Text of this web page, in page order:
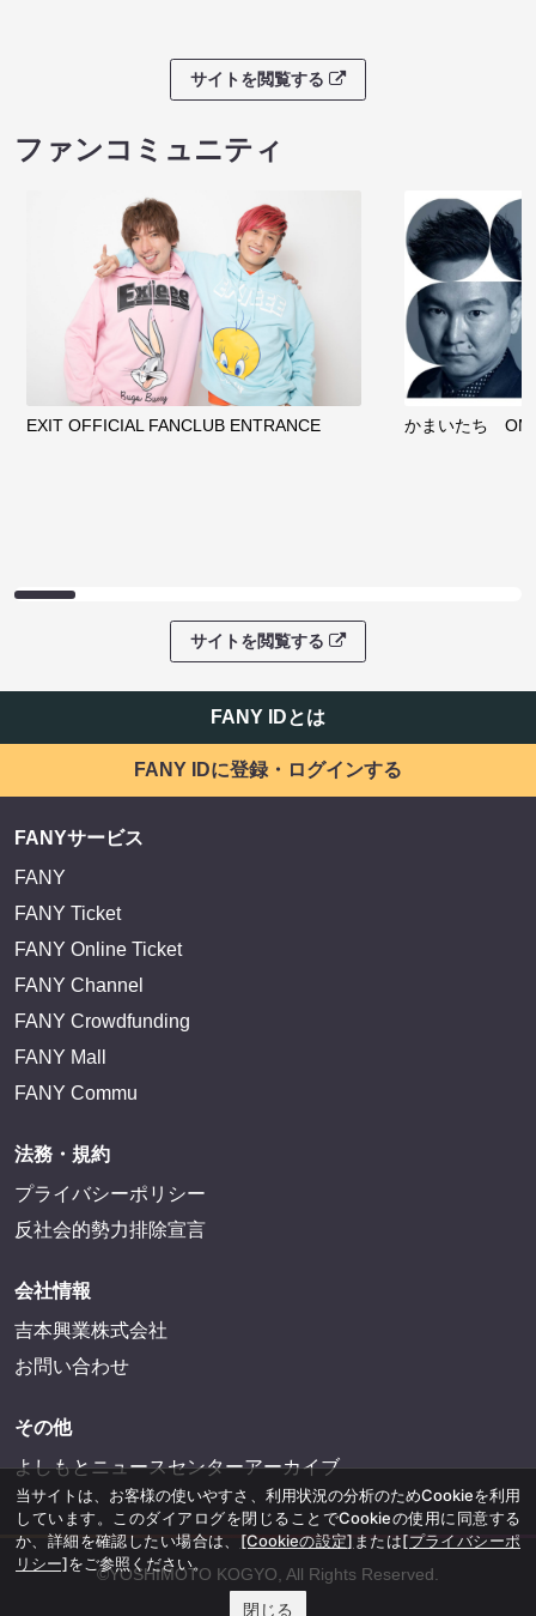
サイトを閲覧する
ファンコミュニティ
EXIT OFFICIAL FANCLUB ENTRANCE かまいたち
サイトを閲覧する
FANY IDとは
FANY IDに登録・ログインする
FANYサービス
FANY
FANY Ticket
FANY Online Ticket
FANY Channel
FANY Crowdfunding
FANY Mall
FANY Commu
法務・規約
プライバシーポリシー
反社会的勢力排除宣言
会社情報
吉本興業株式会社
お問い合わせ
その他
よしもとニュースセンターアーカイブ
©YOSHIMOTO KOGYO, All Rights Reserved.
当サイトは、お客様の使いやすさ、利用状況の分析のためCookieを利用
しています。このダイアログを閉じることでCookieの使用に同意する
か、詳細を確認したい場合は、 [Cookieの設定] または[プライバシーポ
リシー]をご参照ください。
閉じる